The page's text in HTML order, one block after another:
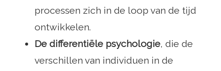
processen zich in de loop van de tijd
ontwikkelen.
De differentiële psychologie, die de
verschillen van individuen in de